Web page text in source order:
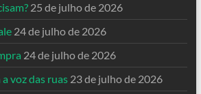
25 de julho de 2026
24 de julho de 2026
24 de julho de 2026
voz das ruas 23 de julho de 2026